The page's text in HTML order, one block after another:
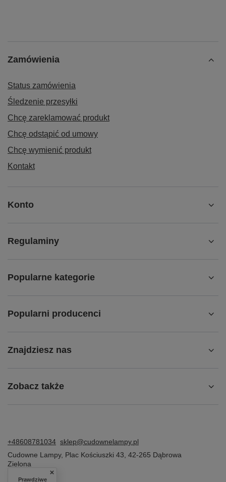
Zamówienia
Status zamówienia
Śledzenie przesyłki
Chcę zareklamować produkt
Chcę odstąpić od umowy
Chcę wymienić produkt
Kontakt
Konto
Regulaminy
Popularne kategorie
Popularni producenci
Znajdziesz nas
Zobacz także
+48608781034 sklep@cudownelampy.pl
Cudowne Lampy, Plac Kościuszki 43 42-265 Dąbrowa
Zielona
Prawdziwe